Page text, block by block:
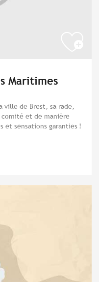
Maritimes
ville de Brest, sa rade,
et de manière
et sensations garanties !